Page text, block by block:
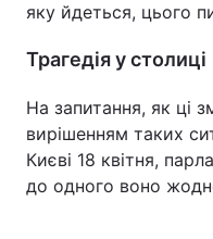
яку йдеться, цього
Трагедія у столиці
На запитання, як ці
вирішенням таких
Києві 18 квітня,
до одного воно